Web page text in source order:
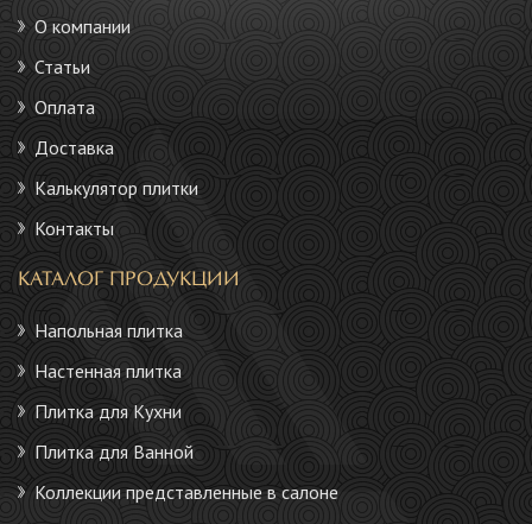
О компании
Статьи
Оплата
Доставка
Калькулятор плитки
Контакты
КАТАЛОГ ПРОДУКЦИИ
Напольная плитка
Настенная плитка
Плитка для Кухни
Плитка для Ванной
Коллекции представленные в салоне